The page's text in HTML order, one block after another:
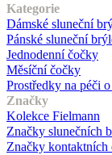
Kategorie
Dámské sluneční
Pánské sluneční
Jednodenní čočky
Měsíční čočky
Prostředky na péči
Značky
Kolekce Fielmann
Značky slunečních
Značky kontaktních